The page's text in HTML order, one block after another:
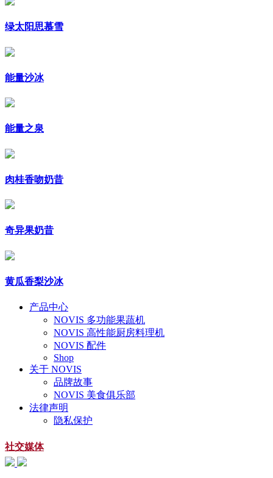
绿太阳思慕雪
能量沙冰
能量之泉
肉桂香吻奶昔
奇异果奶昔
黄瓜香梨沙冰
产品中心
NOVIS 多功能果蔬机
NOVIS 高性能厨房料理机
NOVIS 配件
Shop
关于 NOVIS
品牌故事
NOVIS 美食俱乐部
法律声明
隐私保护
社交媒体